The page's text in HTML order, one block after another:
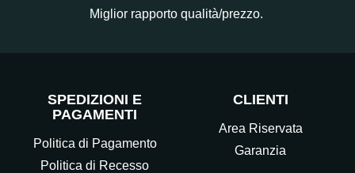
Miglior rapporto qualità/prezzo.
SPEDIZIONI E
PAGAMENTI
Politica di Pagamento
Politica di Recesso
CLIENTI
Area Riservata
Garanzia